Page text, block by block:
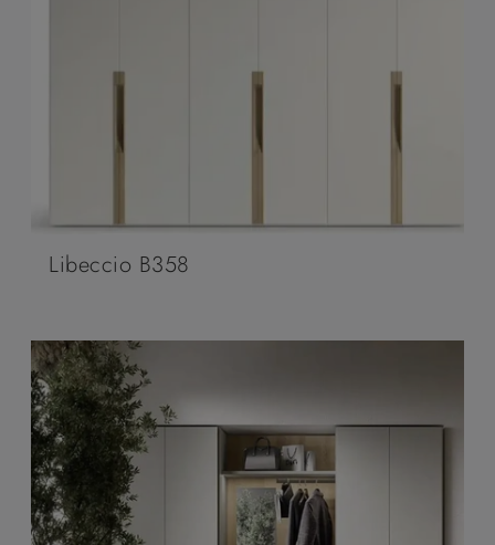
Libeccio B358